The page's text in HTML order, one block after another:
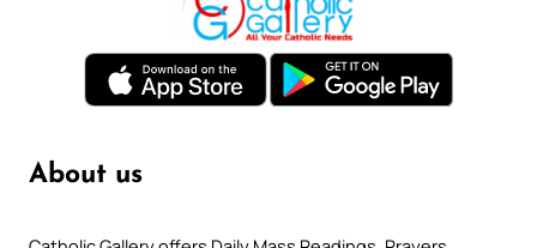
About us